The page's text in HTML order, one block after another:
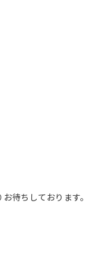
待ちしております。